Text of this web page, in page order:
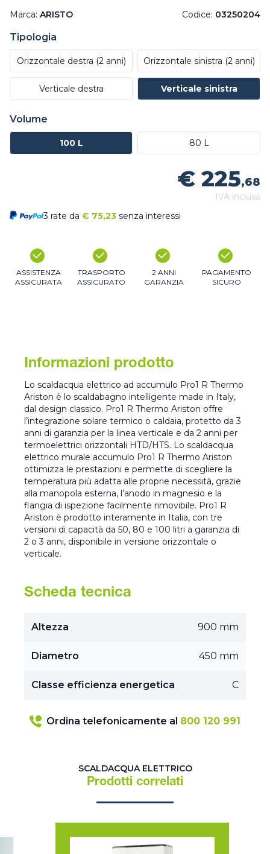
Marca: ARISTO Codice: 03250204
Tipologia
Orizzontale destra (2 anni) Orizzontale sinistra (2 anni)
Verticale destra Verticale sinistra
Volume
100 L 80 L
€ 225,68
IVA inclusa
3 rate da € 75,23 senza interessi
ASSISTENZA
ASSICURATA
TRASPORTO
ASSICURATO
2 ANNI
GARANZIA
PAGAMENTO
SICURO
Informazioni prodotto
Lo scaldacqua elettrico ad accumulo Pro1 R Thermo
Ariston è lo scaldabagno intelligente made in Italy,
dal design classico. Pro1 R Thermo Ariston offre
l’integrazione solare termico o caldaia, protetto da 3
anni di garanzia per la linea verticale e da 2 anni per
termoelettrici orizzontali HTD/HTS. Lo scaldacqua
elettrico murale accumulo Pro1 R Thermo Ariston
ottimizza le prestazioni e permette di scegliere la
temperatura più adatta alle proprie necessità, grazie
alla manopola esterna, l’anodo in magnesio e la
flangia di ispezione facilmente rimovibile. Pro1 R
Ariston è prodotto interamente in Italia, con tre
versioni di capacità da 50, 80 e 100 litri a garanzia di
2 o 3 anni, disponibile in versione orizzontale o
verticale.
Scheda tecnica
Altezza 900 mm
Diametro 450 mm
Classe efficienza energetica C
Ordina telefonicamente al 800 120 991
SCALDACQUA ELETTRICO
Prodotti correlati